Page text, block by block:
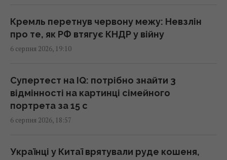
Захід проігнорував прохання Києва про
термінові поставки зенітних ракет, - NYT
Зустріч із "відьмою" змінила все: зірка 2000-
х вперше розкрила, чому зникла зі сцени
18:42 четвер, 06 серпня 2026
Румунія змінює течію Дунаю: для чого вона
Кремль перетнув червону межу: Невзлін
про те, як РФ втягує КНДР у війну
6 серпня 2026, 19:10
Супертест на IQ: потрібно знайти 3
відмінності на картинці сімейного
портрета за 15 с
6 серпня 2026, 18:57
Українці у Китаї врятували руде кошеня,